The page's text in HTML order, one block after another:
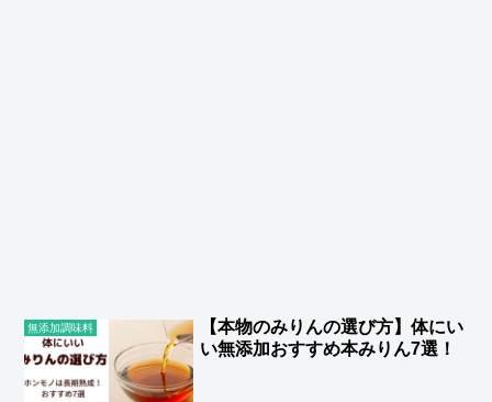
無添加調味料
【本物のみりんの選び方】体にい
い無添加おすすめ本みりん7選！